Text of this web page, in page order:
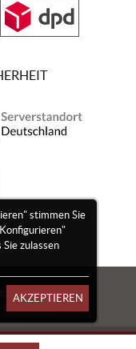
stimmen Sie
Sie zulassen
AKZEPTIEREN
widerrufen